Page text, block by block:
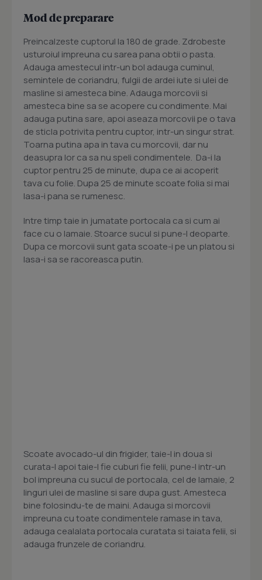
Mod de preparare
Preincalzeste cuptorul la 180 de grade. Zdrobeste
usturoiul impreuna cu sarea pana obtii o pasta.
Adauga amestecul intr-un bol adauga cuminul,
semintele de coriandru, fulgii de ardei iute si ulei de
masline si amesteca bine. Adauga morcovii si
amesteca bine sa se acopere cu condimente. Mai
adauga putina sare, apoi aseaza morcovii pe o tava
de sticla potrivita pentru cuptor, intr-un singur strat.
Toarna putina apa in tava cu morcovii, dar nu
deasupra lor ca sa nu speli condimentele. Da-i la
cuptor pentru 25 de minute, dupa ce ai acoperit
tava cu folie. Dupa 25 de minute scoate folia si mai
lasa-i pana se rumenesc.
Intre timp taie in jumatate portocala ca si cum ai
face cu o lamaie. Stoarce sucul si pune-l deoparte.
Dupa ce morcovii sunt gata scoate-i pe un platou si
lasa-i sa se racoreasca putin.
Scoate avocado-ul din frigider, taie-l in doua si
curata-l apoi taie-l fie cuburi fie felii, pune-l intr-un
bol impreuna cu sucul de portocala, cel de lamaie, 2
linguri ulei de masline si sare dupa gust. Amesteca
bine folosindu-te de maini. Adauga si morcovii
impreuna cu toate condimentele ramase in tava,
adauga cealalata portocala curatata si taiata felii, si
adauga frunzele de coriandru.